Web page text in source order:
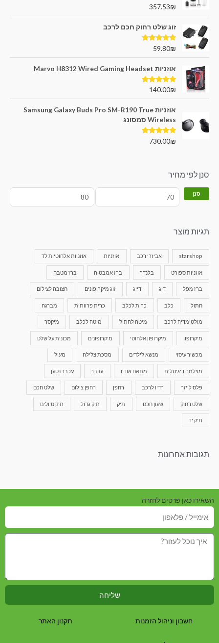
דורג 5.00
357.53₪
זוג שלט רחוק חכם לרכב
דורג5.00
59.80₪
אוזניות Marvo H8312 Wired Gaming Headset
דורג5.00
140.00₪
אוזניות Samsung Galaxy Buds Pro SM-R190 True
Wireless סמסונג
דורג5.00
730.00₪
סנן לפי מחיר
סנן
תגיות מוצר
starshop אביזרי רכב אוזניות אוזניות אלחוטיות לד
אוזניות ספורט בלנדר ברז אמבטיה ברז מטבח
ברז מפל דיג דייג זוג מיקרופונים חצובה לצילום
חתול כלב כרית לכלב כרית פרוותית מברגה
מולטימדיה לרכב מיטה לחתול מיטה לכלב מיקסר
מיקרופון מיקרופון אלחוטי מיקרופונים מכונית על שלט
מכשיר עיסוי מנשא לילדים מסכת צלילה מעיל
מצלמה דיגיטלית מתאם אודיו עכבר עכבר נטען
פלס לייזר רדיו לרכב רחפן רחפן צילום שלט חכם
שלט רחוק שעון חכם תיק תיק גדול תיק טיולים
תיק יד
תגובות אחרונות
השאירו כאן פרטים לחזרה
שליחה
חשבון וניהול הזמנות תקנון האתר